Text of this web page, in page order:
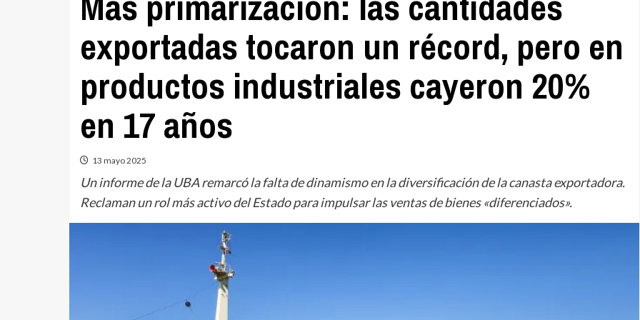
exportadas tocaron un récord, pero en
productos industriales cayeron 20%
en 17 años
13 mayo 2025
Un informe de la UBA remarcó la falta de dinamismo en la diversificación de la canasta exportadora.
Reclaman un rol más activo del Estado para impulsar las ventas de bienes «diferenciados».